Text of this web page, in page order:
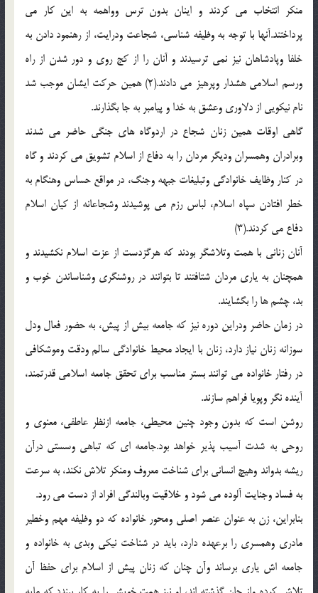
منکر انتخاب مي کردند و اينان بدون ترس وواهمه به اين کار مي
پرداختند.آنها با توجه به وظيفه شناسي، شجاعت ودرايت، از رهنمود دادن به
خلفا وپادشاهان نيز نمي ترسيدند و آنان را از کج روي و دور شدن از راه
ورسم اسلامي هشدار وپرهيز مي دادند.(2) همين حرکت ايشان موجب شد
نام نيکويي از دلاوري وعشق به خدا و پيامبر به جا بگذارند.
گاهي اوقات همين زنان شجاع در اردوگاه هاي جنگي حاضر مي شدند
وبرادران وهمسران وديگر مردان را به دفاع از اسلام تشويق مي کردند و گاه
در کنار وظايف خانوادگي وتبليغات جبهه وجنگ، در مواقع حساس وهنگام به
خطر افتادن سپاه اسلام، لباس رزم مي پوشيدند وشجاعانه از کيان اسلام
دفاع مي کردند.(3)
آنان زناني با همت وتلاشگر بودند که هرگزدست از عزت اسلام نکشيدند و
همچنان به ياري مردان شتافتند تا بتوانند در روشنگري وشناساندن خوب و
بد، چشم ها را بگشايند.
در زمان حاضر ودراين دوره نيز که جامعه بيش از پيش، به حضور فعال ودل
سوزانه زنان نياز دارد، زنان با ايجاد محيط خانوادگي سالم ودقت وموشکافي
در رفتار خانواده مي توانند بستر مناسب براي تحقق جامعه اسلامي قدرتمند،
آينده نگر وپويا فراهم سازند.
روشن است که بدون وجود چنين محيطي، جامعه ازنظر عاطفي، معنوي و
روحي به شدت آسيب پذير خواهد بود.جامعه اي که تباهي وسستي درآن
ريشه بدواند وهيچ انساني براي شناخت معروف ومنکر تلاش نکند، به سرعت
به فساد وجنايت آلوده مي شود و خلاقيت وبالندگي افراد از دست مي رود.
بنابراين، زن به عنوان عنصر اصلي ومحور خانواده که دو وظيفه مهم وخطير
مادري وهمسري را برعهده دارد، بايد در شناخت نيکي وبدي به خانواده و
جامعه اش ياري برساند وآن چنان که زنان پيش از اسلام براي حفظ آن